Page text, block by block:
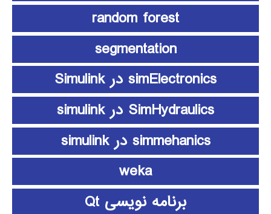
random forest
segmentation
simElectronics در Simulink
SimHydraulics در simulink
simmehanics در simulink
weka
برنامه نویسی Qt